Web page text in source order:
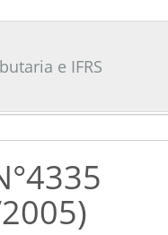
e IFRS